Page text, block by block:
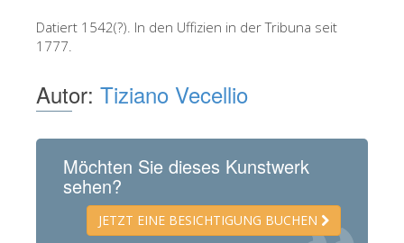
Andere Museen
Bargello Museum
Galleria Accademia
Palatina Galerie
Medici Kapelle
Datiert 1542(?). In den Uffizien in der Tribuna seit
1777.
Autor: Tiziano Vecellio
Möchten Sie dieses Kunstwerk
sehen?
JETZT EINE BESICHTIGUNG BUCHEN